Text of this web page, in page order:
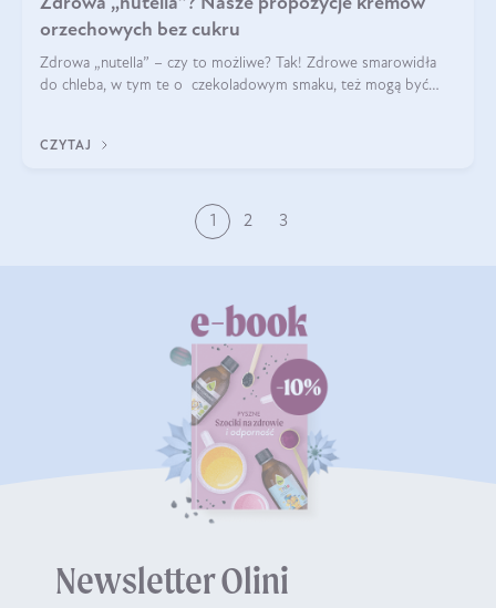
orzechowych bez cukru
Zdrowa „nutella” – czy to możliwe? Tak! Zdrowe smarowidła
do chleba, w tym te o czekoladowym smaku, też mogą być
CZYTAJ
1 2 3
Newsletter Olini